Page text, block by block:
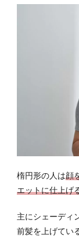
楕円形の人は顔
エットに仕上げ
主にシェーディ
前髪を上げてい